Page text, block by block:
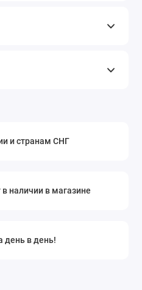
и странам СНГ
наличии в магазине
день в день!